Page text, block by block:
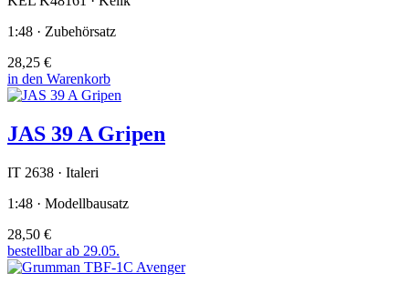
1:48 · Zubehörsatz
28,25 €
in den Warenkorb
JAS 39 A Gripen
IT 2638 · Italeri
1:48 · Modellbausatz
28,50 €
bestellbar ab 29.05.